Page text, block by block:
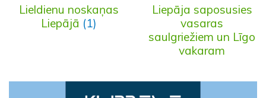
Lieldienu noskaņas
Liepājā (1)
Liepāja saposusies
vasaras
saulgriežiem un Līgo
vakaram